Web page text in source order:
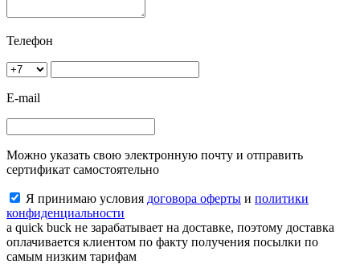
Телефон
E-mail
Можно указать свою электронную почту и отправить
сертификат самостоятельно
Я принимаю условия договора оферты и политики
конфиденциальности
a quick buck не зарабатывает на доставке, поэтому доставка
оплачивается клиентом по факту получения посылки по
самым низким тарифам